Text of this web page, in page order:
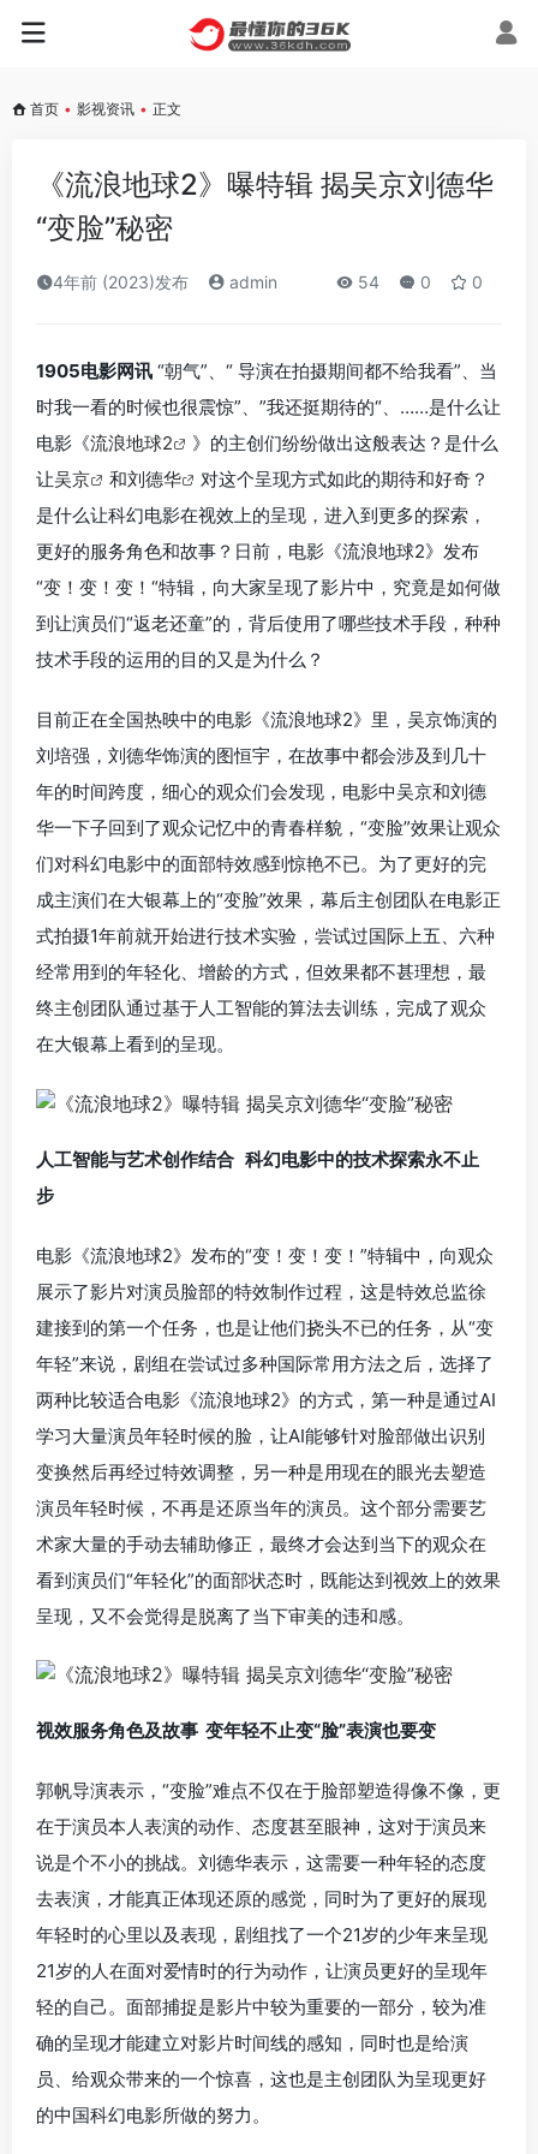
首页 • 影视资讯 • 正文
《流浪地球2》曝特辑 揭吴京刘德华
“变脸”秘密
4年前 (2023)发布 admin 54 0 0
1905电影网讯 “朝气”、“ 导演在拍摄期间都不给我看”、当
时我一看的时候也很震惊”、”我还挺期待的“、……是什么让
电影《流浪地球2
》的主创们纷纷做出这般表达？是什么
让吴京 和刘德华
对这个呈现方式如此的期待和好奇？
是什么让科幻电影在视效上的呈现，进入到更多的探索，
更好的服务角色和故事？日前，电影《流浪地球2》发布
“变！变！变！“特辑，向大家呈现了影片中，究竟是如何做
到让演员们“返老还童”的，背后使用了哪些技术手段，种种
技术手段的运用的目的又是为什么？
目前正在全国热映中的电影《流浪地球2》里，吴京饰演的
刘培强，刘德华饰演的图恒宇，在故事中都会涉及到几十
年的时间跨度，细心的观众们会发现，电影中吴京和刘德
华一下子回到了观众记忆中的青春样貌，“变脸”效果让观众
们对科幻电影中的面部特效感到惊艳不已。为了更好的完
成主演们在大银幕上的“变脸”效果，幕后主创团队在电影正
式拍摄1年前就开始进行技术实验，尝试过国际上五、六种
经常用到的年轻化、增龄的方式，但效果都不甚理想，最
终主创团队通过基于人工智能的算法去训练，完成了观众
在大银幕上看到的呈现。
人工智能与艺术创作结合 科幻电影中的技术探索永不止
步
电影《流浪地球2》发布的“变！变！变！”特辑中，向观众
展示了影片对演员脸部的特效制作过程，这是特效总监徐
建接到的第一个任务，也是让他们挠头不已的任务，从“变
年轻”来说，剧组在尝试过多种国际常用方法之后，选择了
两种比较适合电影《流浪地球2》的方式，第一种是通过AI
学习大量演员年轻时候的脸，让AI能够针对脸部做出识别
变换然后再经过特效调整，另一种是用现在的眼光去塑造
演员年轻时候，不再是还原当年的演员。这个部分需要艺
术家大量的手动去辅助修正，最终才会达到当下的观众在
看到演员们“年轻化”的面部状态时，既能达到视效上的效果
呈现，又不会觉得是脱离了当下审美的违和感。
视效服务角色及故事 变年轻不止变“脸”表演也要变
郭帆导演表示，“变脸”难点不仅在于脸部塑造得像不像，更
在于演员本人表演的动作、态度甚至眼神，这对于演员来
说是个不小的挑战。刘德华表示，这需要一种年轻的态度
去表演，才能真正体现还原的感觉，同时为了更好的展现
年轻时的心里以及表现，剧组找了一个21岁的少年来呈现
21岁的人在面对爱情时的行为动作，让演员更好的呈现年
轻的自己。面部捕捉是影片中较为重要的一部分，较为准
确的呈现才能建立对影片时间线的感知，同时也是给演
员、给观众带来的一个惊喜，这也是主创团队为呈现更好
的中国科幻电影所做的努力。